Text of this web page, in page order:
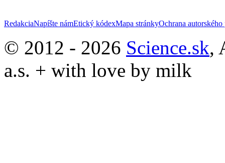
RedakciaNapíšte námEtický kódexMapa stránkyOchrana autorského
© 2012 - 2026 Science.sk,
a.s. + with love by milk